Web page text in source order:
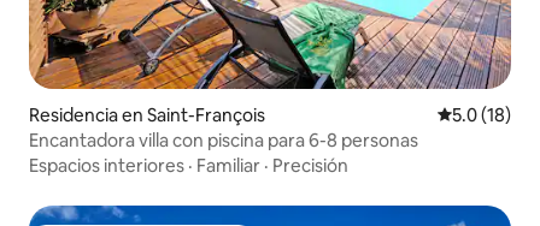
Residencia en Saint-François Calificación
5.0 (18)
Encantadora villa con piscina para 6-8 personas
Espacios interiores · Familiar · Precisión